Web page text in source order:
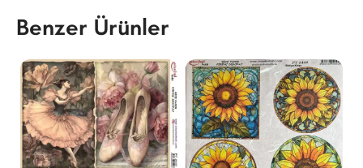
Benzer Ürünler